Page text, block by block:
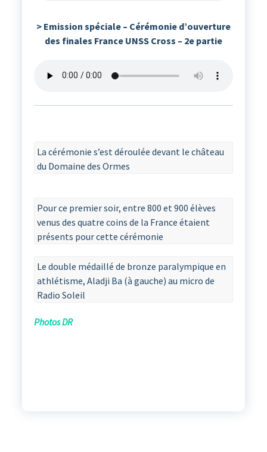
> Emission spéciale – Cérémonie d’ouverture
des finales France UNSS Cross – 2e partie
La cérémonie s’est déroulée devant le château
du Domaine des Ormes
Pour ce premier soir, entre 800 et 900 élèves
venus des quatre coins de la France étaient
présents pour cette cérémonie
Le double médaillé de bronze paralympique en
athlétisme, Aladji Ba (à gauche) au micro de
Radio Soleil
Photos DR